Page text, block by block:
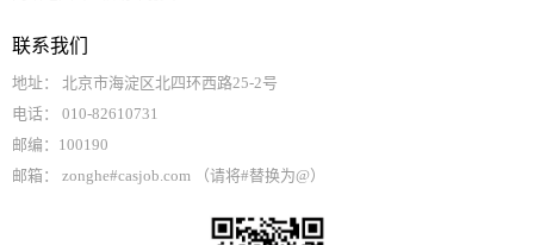
联系我们
地址： 北京市海淀区北四环西路25-2号
电话： 010-82610731
邮编：100190
邮箱： zonghe#casjob.com （请将#替换为@）